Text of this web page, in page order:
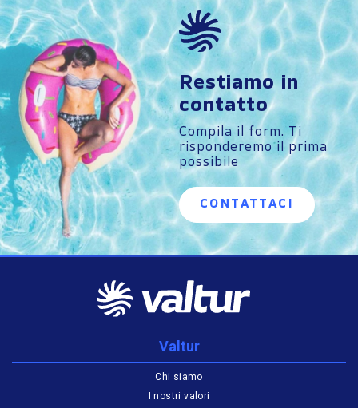
Restiamo in
contatto
Compila il form. Ti
risponderemo il prima
possibile
CONTATTACI
Valtur
Chi siamo
I nostri valori